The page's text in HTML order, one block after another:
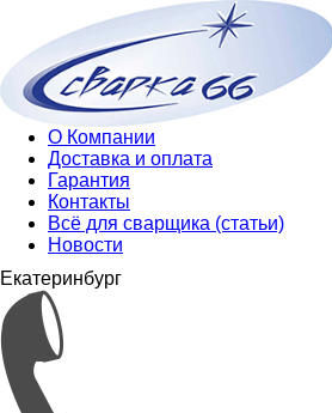
О Компании
Доставка и оплата
Гарантия
Контакты
Всё для сварщика (статьи)
Новости
Екатеринбург